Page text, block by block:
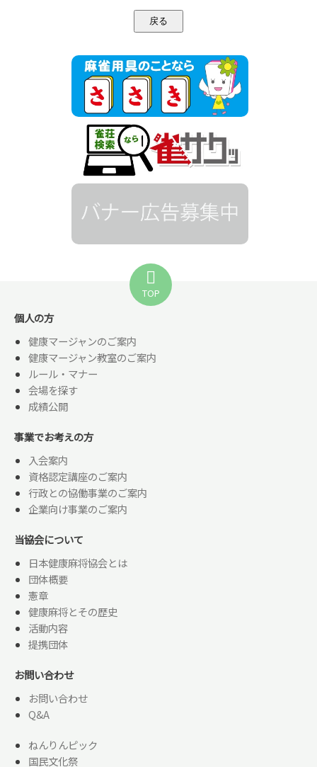
TOP
個人の方
健康マージャンのご案内
健康マージャン教室のご案内
ルール・マナー
会場を探す
成績公開
事業でお考えの方
入会案内
資格認定講座のご案内
行政との協働事業のご案内
企業向け事業のご案内
当協会について
日本健康麻将協会とは
団体概要
憲章
健康麻将とその歴史
活動内容
提携団体
お問い合わせ
お問い合わせ
Q&A
ねんりんピック
国民文化祭